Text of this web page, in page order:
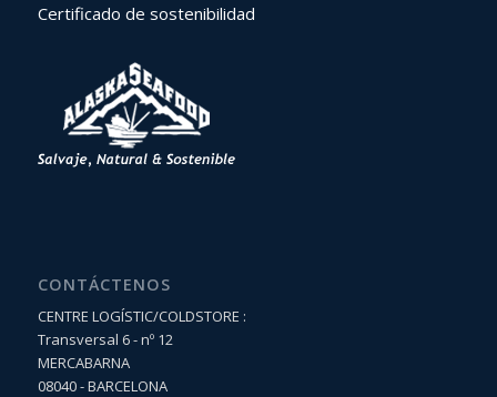
Certificado de sostenibilidad
CONTÁCTENOS
CENTRE LOGÍSTIC/COLDSTORE :
Transversal 6 - nº 12
MERCABARNA
08040 - BARCELONA